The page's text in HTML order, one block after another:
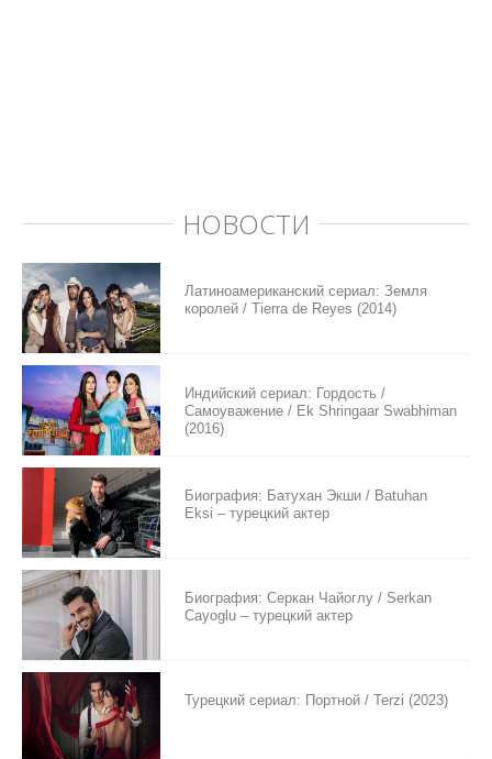
НОВОСТИ
Латиноамериканский сериал: Земля
королей / Tierra de Reyes (2014)
Индийский сериал: Гордость /
Самоуважение / Ek Shringaar Swabhiman
(2016)
Биография: Батухан Экши / Batuhan
Eksi – турецкий актер
Биография: Серкан Чайоглу / Serkan
Cayoglu – турецкий актер
Турецкий сериал: Портной / Terzi (2023)